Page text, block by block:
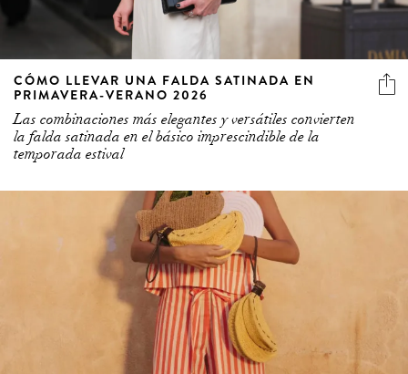
CÓMO LLEVAR UNA FALDA SATINADA EN
PRIMAVERA-VERANO 2026
Las combinaciones más elegantes y versátiles convierten
la falda satinada en el básico imprescindible de la
temporada estival